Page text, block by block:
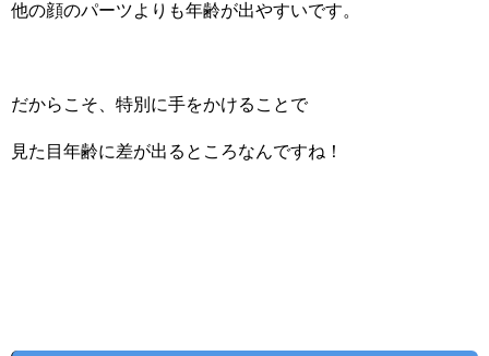
他の顔のパーツよりも年齢が出やすいです。
だからこそ、特別に手をかけることで
見た目年齢に差が出るところなんですね！